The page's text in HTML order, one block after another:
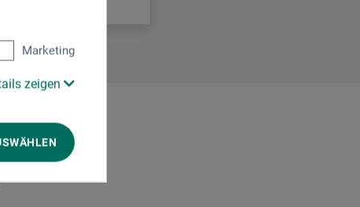
Marketing
zeigen